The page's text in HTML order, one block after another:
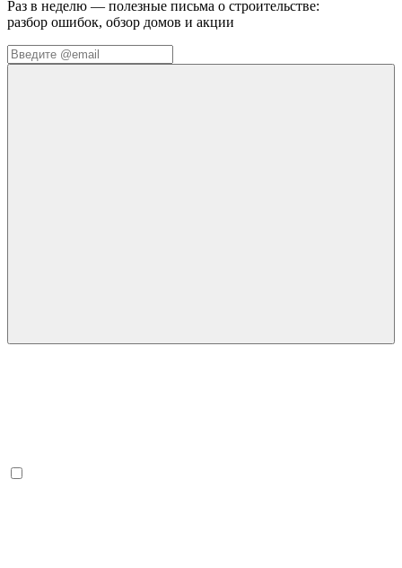
Раз в неделю — полезные письма о строительстве:
разбор ошибок, обзор домов и акции